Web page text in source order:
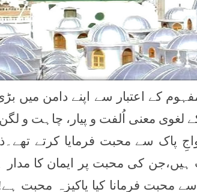
کے اعتبار سے اپنے دامن میں
لغوی معنی اُلفت و پیار، چاہت و
پاک سے محبت فرمایا کرتے
محبت فرمانا کیا پاکیزہ محبت